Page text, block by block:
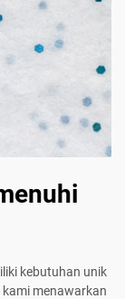
kebutuhan unik
menawarkan